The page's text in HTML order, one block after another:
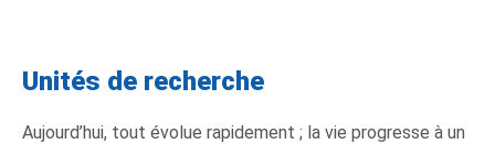
Unités de recherche
Aujourd’hui, tout évolue rapidement ; la vie progresse à un